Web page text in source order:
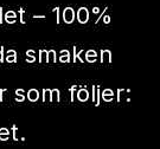
– 100%
smaken
som följer: